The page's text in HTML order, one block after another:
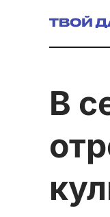
в сельском поселении «Богомягковское»